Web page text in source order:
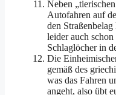
Neben
Autofahren auf
den
leider auch
Schlaglöcher in
Die
gemäß des
was das Fahren
angeht, also übt